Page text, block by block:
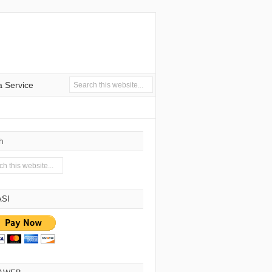
Service